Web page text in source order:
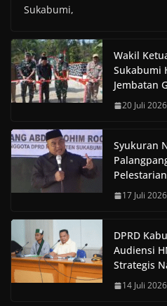
Sukabumi,
Wakil
Sukabumi
Jembatan
20 Juli 2026
Syukuran
17 Juli 2026
DPRD
Audiensi
Strategis
14 Juli 2026